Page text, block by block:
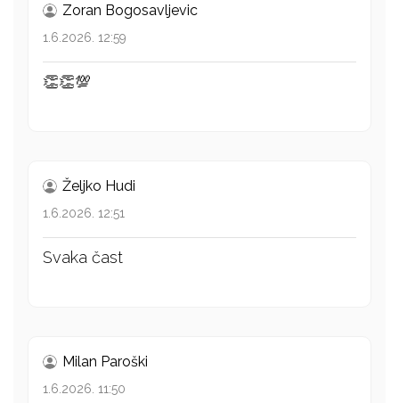
Zoran Bogosavljevic
1.6.2026. 12:59
👏👏💯
Željko Hudi
1.6.2026. 12:51
Svaka čast
Milan Paroški
1.6.2026. 11:50